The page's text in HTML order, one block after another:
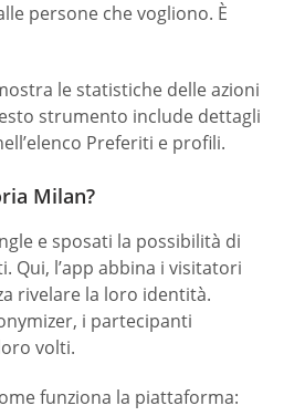
persone che vogliono. È
le statistiche delle azioni
strumento include dettagli
Preferiti e profili.
Milan?
e sposati la possibilità di
Qui, l’app abbina i visitatori
rivelare la loro identità.
i partecipanti
volti.
funziona la piattaforma: